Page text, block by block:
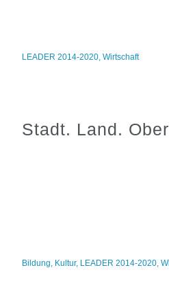
LEADER 2014-2020,Wirtschaft
Stadt. Land.
Bildung, Kultur, LEADER 2014-2020,